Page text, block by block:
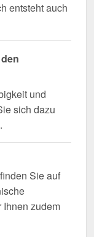
entsteht auch
und
sich dazu
Sie auf
Ihnen zudem